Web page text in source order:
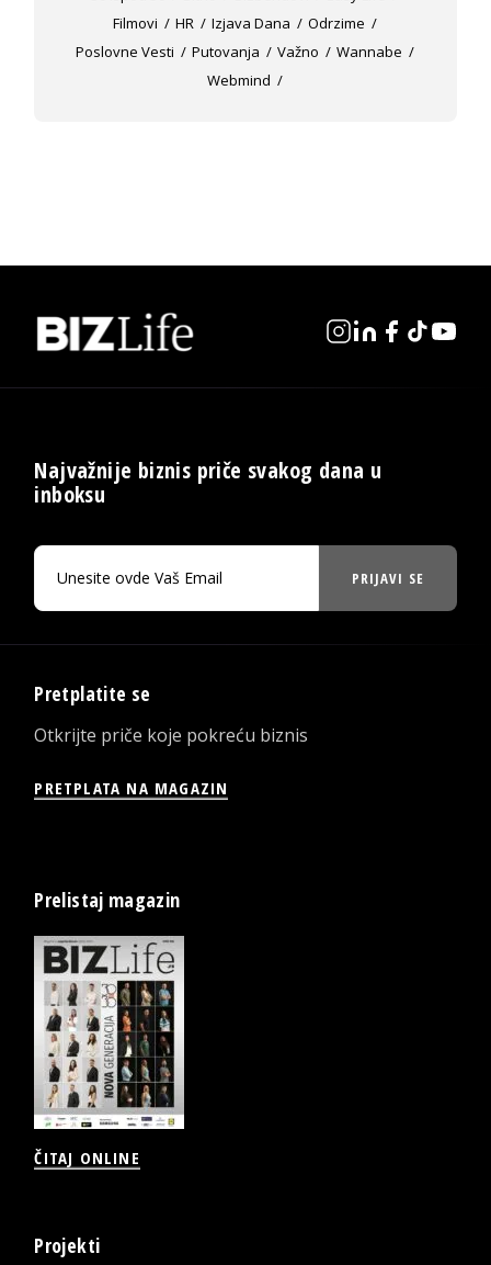
Filmovi
HR Izjava Dana
Odrzime
Poslovne Vesti
Putovanja Važno
Wannabe
Webmind
Najvažnije biznis priče svakog dana u
inboksu
PRIJAVI SE
Pretplatite se
Otkrijte priče koje pokreću biznis
PRETPLATA NA MAGAZIN
Prelistaj magazin
ČITAJ ONLINE
Projekti